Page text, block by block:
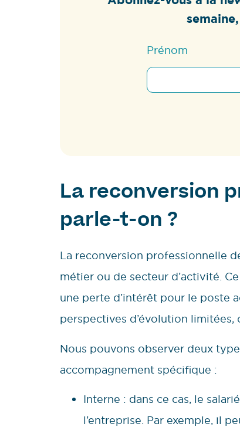
Prénom
La reconversion
parle-t-on ?
La reconversion professionnelle
métier ou de secteur d’activité.
une perte d’intérêt pour le poste
perspectives d’évolution
Nous pouvons observer deux
accompagnement spécifique :
Interne : dans ce cas, le
l’entreprise. Par exemple, il